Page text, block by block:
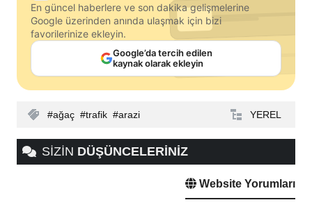
En güncel haberlere ve son dakika gelişmelerine
Google üzerinden anında ulaşmak için bizi
favorilerinize ekleyin.
Google’da tercih edilen
kaynak olarak ekleyin
ağaç trafik arazi YEREL
SİZİN DÜŞÜNCELERİNİZ
Website Yorumları